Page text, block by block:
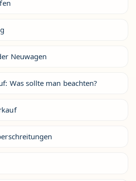
Neuwagen
Was sollte man beachten?